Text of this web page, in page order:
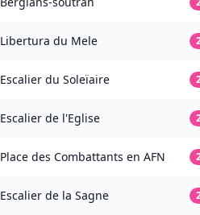
Libertura du Mele
Escalier du Soleïaire
Escalier de l'Eglise
Place des Combattants en AFN
Escalier de la Sagne